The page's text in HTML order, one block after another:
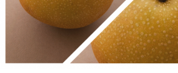
マスクメロンと季節のフルーツ詰合せ
お試しフルーツ